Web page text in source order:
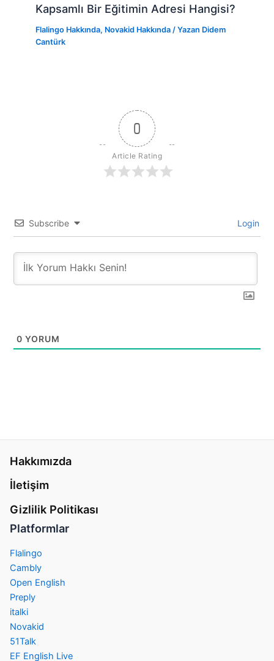
Kapsamlı Bir Eğitimin Adresi Hangisi?
Flalingo Hakkında, Novakid Hakkında/ Yazan Didem
Cantürk
0
Article Rating
Subscribe Login
0 YORUM
Hakkımızda
İletişim
Gizlilik Politikası
Platformlar
Flalingo
Cambly
Open English
Preply
italki
Novakid
51Talk
EF English Live